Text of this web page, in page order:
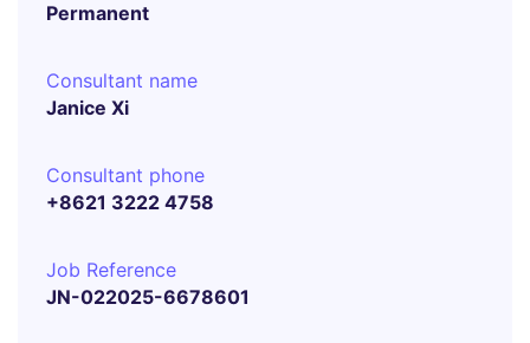
Permanent
Consultant name
Janice Xi
Consultant phone
+8621 3222 4758
Job Reference
JN-022025-6678601